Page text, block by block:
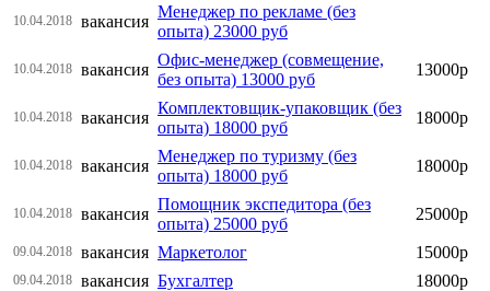
10.04.2018 вакансия
Менеджер по рекламе (без
опыта) 23000 руб
10.04.2018 вакансия
Офис-менеджер (совмещение,
без опыта) 13000 руб
13000р
10.04.2018 вакансия
Комплектовщик-упаковщик (без
опыта) 18000 руб
18000р
10.04.2018 вакансия
Менеджер по туризму (без
опыта) 18000 руб
18000р
10.04.2018 вакансия
Помощник экспедитора (без
опыта) 25000 руб
25000р
09.04.2018 вакансия Маркетолог 15000р
09.04.2018 вакансия Бухгалтер 18000р